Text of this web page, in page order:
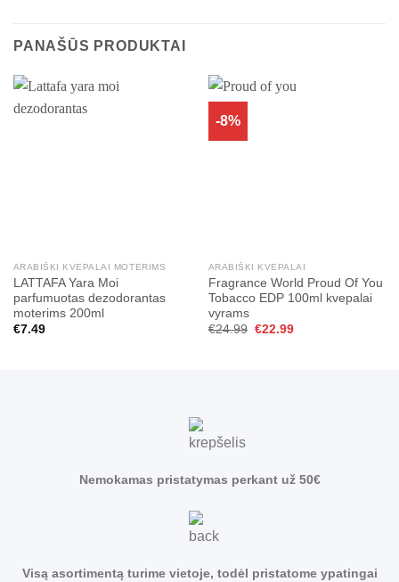
PANAŠŪS PRODUKTAI
ARABIŠKI KVEPALAI MOTERIMS
LATTAFA Yara Moi
parfumuotas dezodorantas
moterims 200ml
€7.49
-8%
ARABIŠKI KVEPALAI
Fragrance World Proud Of You
Tobacco EDP 100ml kvepalai
vyrams
€24.99 Original
€22.99Current
Nemokamas pristatymas perkant už 50€
Visą asortimentą turime vietoje, todėl pristatome ypatingai